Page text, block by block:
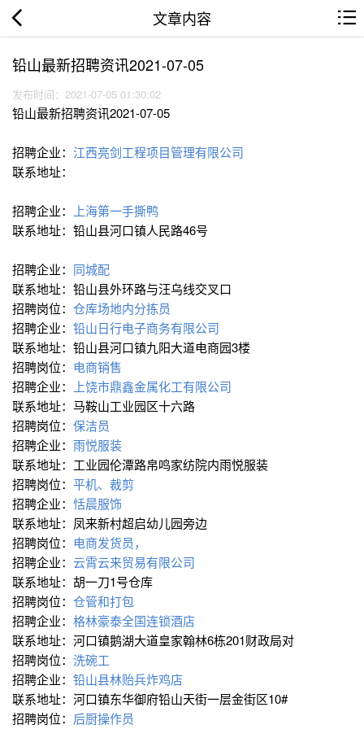
文章内容
铅山最新招聘资讯2021-07-05
发布时间：2021-07-05 01:30:02
铅山最新招聘资讯2021-07-05
招聘企业： 江西亮剑工程项目管理有限公司
联系地址：
招聘企业：
上海第一手撕鸭
联系地址：铅山县河口镇人民路46号
招聘企业： 同城配
联系地址：铅山县外环路与汪乌线交叉口
招聘岗位： 仓库场地内分拣员
招聘企业： 铅山日行电子商务有限公司
联系地址：铅山县河口镇九阳大道电商园3楼
招聘岗位： 电商销售
招聘企业：
上饶市鼎鑫金属化工有限公司
联系地址：马鞍山工业园区十六路
招聘岗位： 保洁员
招聘企业： 雨悦服装
联系地址：工业园伦潭路帛鸣家纺院内雨悦服装
招聘岗位： 平机、裁剪
招聘企业： 恬晨服饰
联系地址：凤来新村超启幼儿园旁边
招聘岗位： 电商发货员，
招聘企业： 云霄云来贸易有限公司
联系地址：胡一刀1号仓库
招聘岗位： 仓管和打包
招聘企业： 格林豪泰全国连锁酒店
联系地址：河口镇鹅湖大道皇家翰林6栋201财政局对
招聘岗位： 洗碗工
招聘企业： 铅山县林贻兵炸鸡店
联系地址：河口镇东华御府铅山天街一层金街区10#
招聘岗位： 后厨操作员